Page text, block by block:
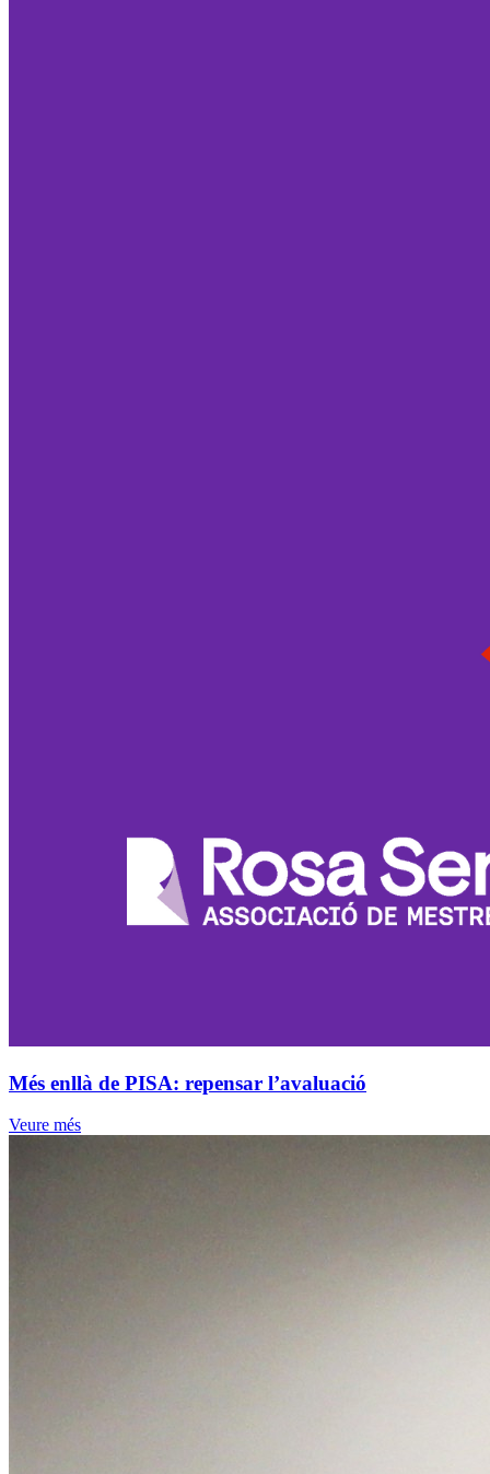
Més enllà de PISA: repensar l’avaluació
Veure més